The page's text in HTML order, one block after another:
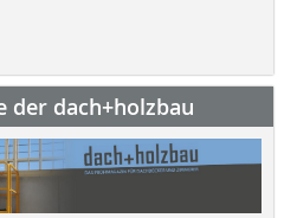
der dach+holzbau